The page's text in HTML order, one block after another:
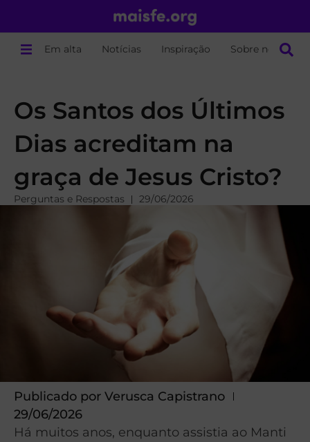
Em alta Notícias Inspiração Sobre nós
Os Santos dos Últimos
Dias acreditam na
graça de Jesus Cristo?
Perguntas e Respostas 29/06/2026
Publicado por Verusca Capistrano
29/06/2026
Há muitos anos, enquanto assistia ao Manti